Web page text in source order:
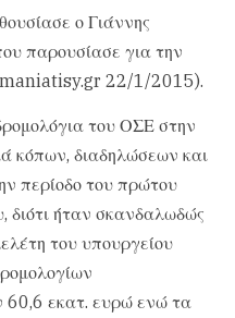
ο Γιάννης
παρουσίασε για την
22/1/2015).
του ΟΣΕ στην
κόπων, διαδηλώσεων και
περίοδο του πρώτου
διότι ήταν σκανδαλωδώς
του υπουργείου
εκατ. ευρώ ενώ τα